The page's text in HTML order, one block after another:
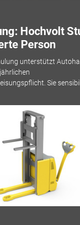
Hochvolt
Person
unterstützt
Sie